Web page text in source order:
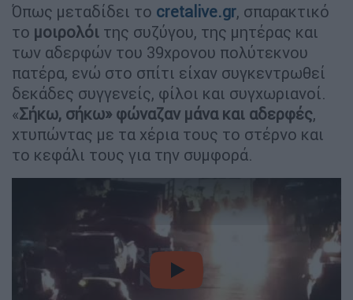
Όπως μεταδίδει το cretalive.gr, σπαρακτικό
το μοιρολόι της συζύγου, της μητέρας και
των αδερφών του 39χρονου πολύτεκνου
πατέρα, ενώ στο σπίτι είχαν συγκεντρωθεί
δεκάδες συγγενείς, φίλοι και συγχωριανοί.
«Σήκω, σήκω» φώναζαν μάνα και αδερφές,
χτυπώντας με τα χέρια τους το στέρνο και
το κεφάλι τους για την συμφορά.
video